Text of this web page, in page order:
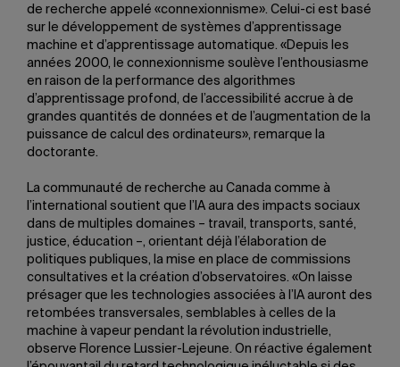
de recherche appelé «connexionnisme». Celui-ci est basé
sur le développement de systèmes d’apprentissage
machine et d’apprentissage automatique. «Depuis les
années 2000, le connexionnisme soulève l’enthousiasme
en raison de la performance des algorithmes
d’apprentissage profond, de l’accessibilité accrue à de
grandes quantités de données et de l’augmentation de la
puissance de calcul des ordinateurs», remarque la
doctorante.
La communauté de recherche au Canada comme à
l’international soutient que l’IA aura des impacts sociaux
dans de multiples domaines – travail, transports, santé,
justice, éducation –, orientant déjà l’élaboration de
politiques publiques, la mise en place de commissions
consultatives et la création d’observatoires. «On laisse
présager que les technologies associées à l’IA auront des
retombées transversales, semblables à celles de la
machine à vapeur pendant la révolution industrielle,
observe Florence Lussier-Lejeune. On réactive également